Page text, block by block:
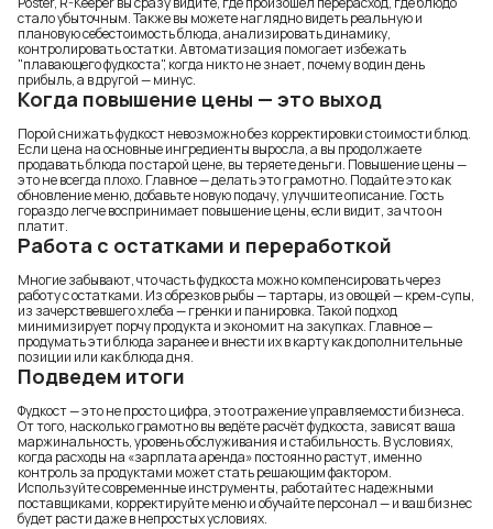
стало убыточным. Также вы можете наглядно видеть реальную и
плановую себестоимость блюда, анализировать динамику,
контролировать остатки. Автоматизация помогает избежать
"плавающего фудкоста", когда никто не знает, почему в один день
прибыль, а в другой — минус.
Когда повышение цены — это выход
Порой снижать фудкост невозможно без корректировки стоимости блюд.
Если цена на основные ингредиенты выросла, а вы продолжаете
продавать блюда по старой цене, вы теряете деньги. Повышение цены —
это не всегда плохо. Главное — делать это грамотно. Подайте это как
обновление меню, добавьте новую подачу, улучшите описание. Гость
гораздо легче воспринимает повышение цены, если видит, за что он
платит.
Работа с остатками и переработкой
Многие забывают, что часть фудкоста можно компенсировать через
работу с остатками. Из обрезков рыбы — тартары, из овощей — крем-супы,
из зачерствевшего хлеба — гренки и панировка. Такой подход
минимизирует порчу продукта и экономит на закупках. Главное —
продумать эти блюда заранее и внести их в карту как дополнительные
позиции или как блюда дня.
Подведем итоги
Фудкост — это не просто цифра, это отражение управляемости бизнеса.
От того, насколько грамотно вы ведёте расчёт фудкоста, зависят ваша
маржинальность, уровень обслуживания и стабильность. В условиях,
когда расходы на «зарплата аренда» постоянно растут, именно
контроль за продуктами может стать решающим фактором.
Используйте современные инструменты, работайте с надежными
поставщиками, корректируйте меню и обучайте персонал — и ваш бизнес
будет расти даже в непростых условиях.